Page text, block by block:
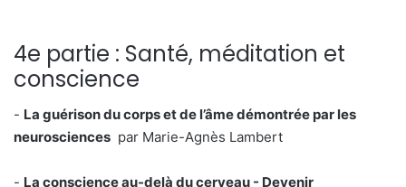
4e partie : Santé, méditation et
conscience
- La guérison du corps et de l’âme démontrée par les
neurosciences par Marie-Agnès Lambert
- La conscience au-delà du cerveau - Devenir